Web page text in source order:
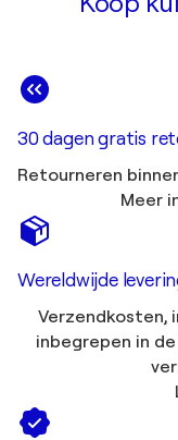
30 dagen gratis
Retourneren
Meer
Wereldwijde
Verzendkosten,
inbegrepen in